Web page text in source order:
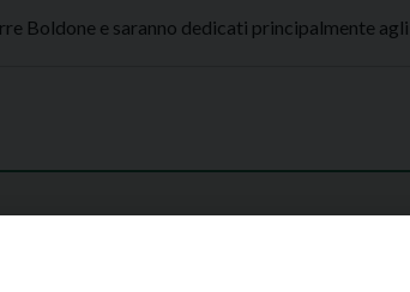
Boldone e saranno dedicati principalmente